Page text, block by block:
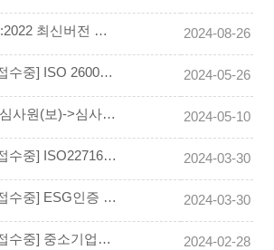
ISO 27001:2022 최신버전 국제심사원(보) 9월 개강반(신규 및 보수교육) 2024-08-26
[6월 개강 접수중] ISO 26000(SR) 온라인 ZOOM 과정 교육생 모집 일정 안내 2024-05-26
[5월 개강] 심사원(보)->심사원 승급 경력인정 특별교육 2024-05-10
[5월 개강 접수중] ISO22716(우수화장품 제조 및 품질관리 기준)국제심사원 교육 안내 2024-03-30
[4월 개강 접수중] ESG인증 심사원 주말 교육 과정 안내 2024-03-30
[4월 개강 접수중] 중소기업을 위한 ESG공급망 실사 대비 컨설턴트 양성 과정 2024-02-28